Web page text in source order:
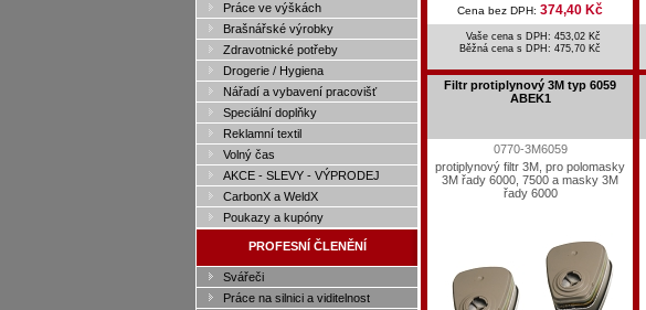
Práce ve výškách
Brašnářské výrobky
Zdravotnické potřeby
Drogerie / Hygiena
Nářadí a vybavení pracovišť
Speciální doplňky
Reklamní textil
Volný čas
AKCE - SLEVY - VÝPRODEJ
CarbonX a WeldX
Poukazy a kupóny
PROFESNÍ ČLENĚNÍ
Svářeči
Práce na silnici a viditelnost
Cena bez DPH: 374,40 Kč
Vaše cena s DPH: 453,02 Kč
Běžná cena s DPH: 475,70 Kč
Filtr protiplynový 3M typ 6059
ABEK1
0770-3M6059
protiplynový filtr 3M, pro polomasky
3M řady 6000, 7500 a masky 3M
řady 6000